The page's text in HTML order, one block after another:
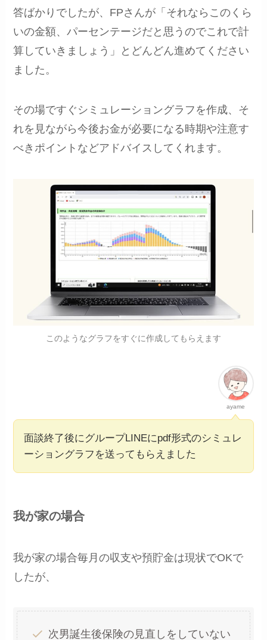
答ばかりでしたが、FPさんが「それならこのくら
いの金額、パーセンテージだと思うのでこれで計
算していきましょう」とどんどん進めてください
ました。
その場ですぐシミュレーショングラフを作成、そ
れを見ながら今後お金が必要になる時期や注意す
べきポイントなどアドバイスしてくれます。
このようなグラフをすぐに作成してもらえます
ayame
面談終了後にグループLINEにpdf形式のシミュレ
ーショングラフを送ってもらえました
我が家の場合
我が家の場合毎月の収支や預貯金は現状でOKで
したが、
次男誕生後保険の見直しをしていない